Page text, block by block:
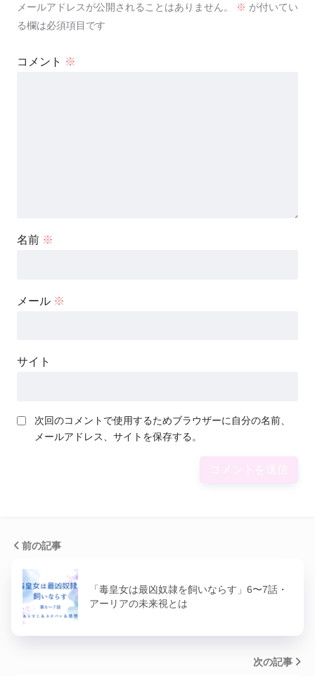
メールアドレスが公開されることはありません。 ※ が付いてい
る欄は必須項目です
コメント ※
名前 ※
メール ※
サイト
次回のコメントで使用するためブラウザーに自分の名前、
メールアドレス、サイトを保存する。
前の記事
「毒皇女は最凶奴隷を飼いならす」6〜7話・
アーリアの未来視とは
次の記事